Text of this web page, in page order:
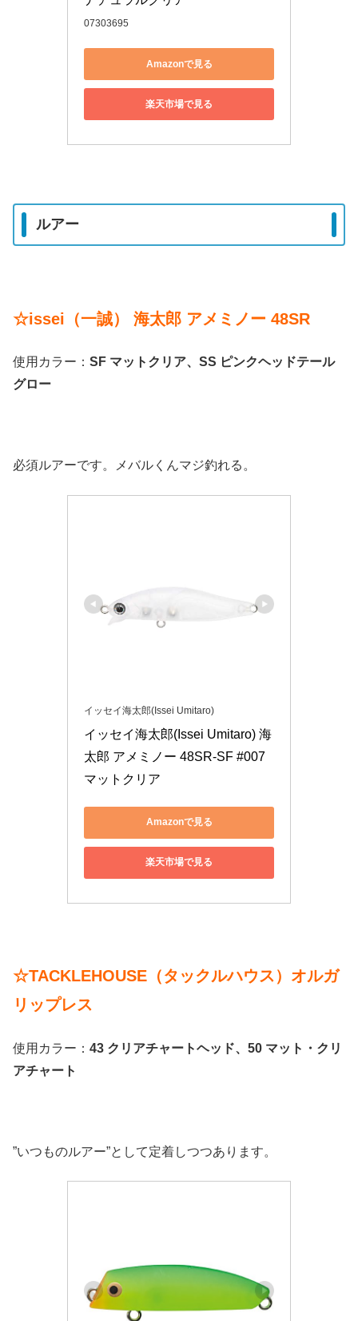
07303695
Amazonで見る
楽天市場で見る
ルアー
☆issei（一誠） 海太郎 アメミノー 48SR
使用カラー： SF マットクリア、SS ピンクヘッドテール
グロー
必須ルアーです。メバルくんマジ釣れる。
イッセイ海太郎(Issei Umitaro)
イッセイ海太郎(Issei Umitaro) 海
太郎 アメミノー 48SR-SF #007
マットクリア
Amazonで見る
楽天市場で見る
☆TACKLEHOUSE（タックルハウス）オルガ
リップレス
使用カラー： 43 クリアチャートヘッド、50 マット・クリ
アチャート
”いつものルアー”として定着しつつあります。